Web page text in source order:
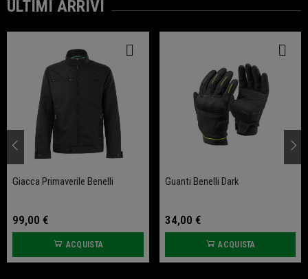
ULTIMI ARRIVI
Giacca Primaverile Benelli
99,00 €
ACQUISTA
Guanti Benelli Dark
34,00 €
ACQUISTA